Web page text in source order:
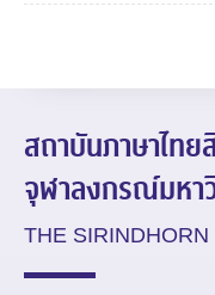
สถาบันภาษาไทย
จุฬาลงกรณ์มหา
THE